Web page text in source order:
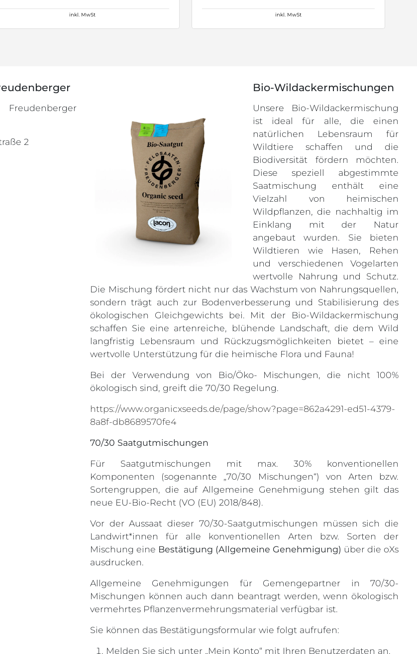
inkl. MwSt inkl. MwSt
2
Bio-Wildackermischungen
Unsere Bio-Wildackermischung
ist ideal für alle, die einen
natürlichen Lebensraum für
Wildtiere schaffen und die
Biodiversität fördern möchten.
Diese speziell abgestimmte
Saatmischung enthält eine
Vielzahl von heimischen
Wildpflanzen, die nachhaltig im
Einklang mit der Natur
angebaut wurden. Sie bieten
Wildtieren wie Hasen, Rehen
und verschiedenen Vogelarten
wertvolle Nahrung und Schutz.
Die Mischung fördert nicht nur das Wachstum von Nahrungsquellen,
sondern trägt auch zur Bodenverbesserung und Stabilisierung des
ökologischen Gleichgewichts bei. Mit der Bio-Wildackermischung
schaffen Sie eine artenreiche, blühende Landschaft, die dem Wild
langfristig Lebensraum und Rückzugsmöglichkeiten bietet – eine
wertvolle Unterstützung für die heimische Flora und Fauna!
Bei der Verwendung von Bio/Öko- Mischungen, die nicht 100%
ökologisch sind, greift die 70/30 Regelung.
https://www.organicxseeds.de/page/show?page=862a4291-ed51-4379-
8a8f-db8689570fe4
70/30 Saatgutmischungen
Für Saatgutmischungen mit max. 30% konventionellen
Komponenten (sogenannte „70/30 Mischungen“) von Arten bzw.
Sortengruppen, die auf Allgemeine Genehmigung stehen gilt das
neue EU-Bio-Recht (VO (EU) 2018/848).
Vor der Aussaat dieser 70/30-Saatgutmischungen müssen sich die
Landwirt*innen für alle konventionellen Arten bzw. Sorten der
Mischung eine Bestätigung (Allgemeine Genehmigung) über die oXs
ausdrucken.
Allgemeine Genehmigungen für Gemengepartner in 70/30-
Mischungen können auch dann beantragt werden, wenn ökologisch
vermehrtes Pflanzenvermehrungsmaterial verfügbar ist.
Sie können das Bestätigungsformular wie folgt aufrufen:
Melden Sie sich unter „Mein Konto“ mit Ihren Benutzerdaten an.